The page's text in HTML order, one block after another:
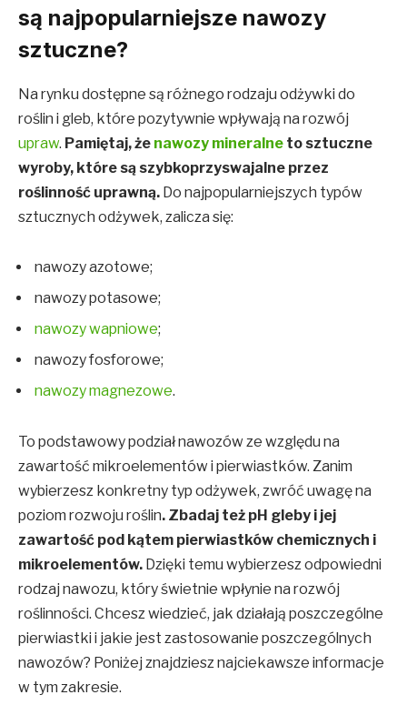
są najpopularniejsze nawozy
sztuczne?
Na rynku dostępne są różnego rodzaju odżywki do
roślin i gleb, które pozytywnie wpływają na rozwój
upraw. Pamiętaj, że nawozy mineralne to sztuczne
wyroby, które są szybkoprzyswajalne przez
roślinność uprawną. Do najpopularniejszych typów
sztucznych odżywek, zalicza się:
nawozy azotowe;
nawozy potasowe;
nawozy wapniowe;
nawozy fosforowe;
nawozy magnezowe.
To podstawowy podział nawozów ze względu na
zawartość mikroelementów i pierwiastków. Zanim
wybierzesz konkretny typ odżywek, zwróć uwagę na
poziom rozwoju roślin. Zbadaj też pH gleby i jej
zawartość pod kątem pierwiastków chemicznych i
mikroelementów. Dzięki temu wybierzesz odpowiedni
rodzaj nawozu, który świetnie wpłynie na rozwój
roślinności. Chcesz wiedzieć, jak działają poszczególne
pierwiastki i jakie jest zastosowanie poszczególnych
nawozów? Poniżej znajdziesz najciekawsze informacje
w tym zakresie.